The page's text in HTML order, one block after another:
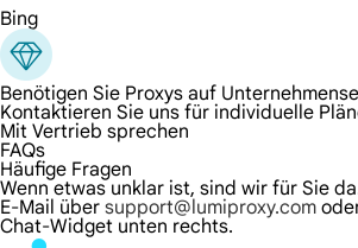
Bing
Benötigen Sie Proxys auf
Kontaktieren Sie uns für individuelle
Mit Vertrieb sprechen
FAQs
Häufige Fragen
Wenn etwas unklar ist, sind wir für Sie
E-Mail über support@lumiproxy.com
Chat-Widget unten rechts.